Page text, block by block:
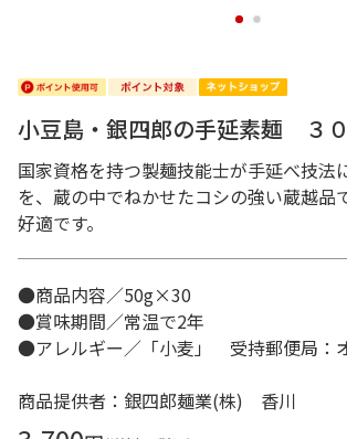
1 2
小豆島・銀四郎の手延素麺 ３
国家資格を持つ製麺技能士が手延べ技法
を、蔵の中でねかせたコシの強い蔵越品
好適です。
●商品内容／50g×30
●賞味期間／常温で2年
●アレルギー／「小麦」 受持郵便局：
商品提供者：銀四郎麺業(株) 香川